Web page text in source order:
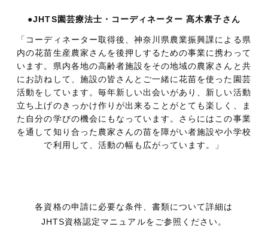
●JHTS園芸療法士・コーディネーター 髙木素子さん
「コーディネーター取得後、神奈川県農業振興課による県
内の花苗生産農家さんを後押しするための事業に携わって
います。県内各地の高齢者施設をその地域の農家さんと共
にお訪ねして、施設の皆さんとご一緒に花苗を使った園芸
活動をしています。毎年新しい出会いがあり、新しい活動
立ち上げのきっかけ作りが出来ることがとても楽しく、ま
た自分の学びの機会にもなっています。さらにはこの事業
を通して知り合った農家さんの苗を障がい者施設や小学校
で利用して、活動の幅も広がっています。」
各資格の申請に必要な条件、書類について詳細は
JHTS資格認定マニュアルをご参照ください。